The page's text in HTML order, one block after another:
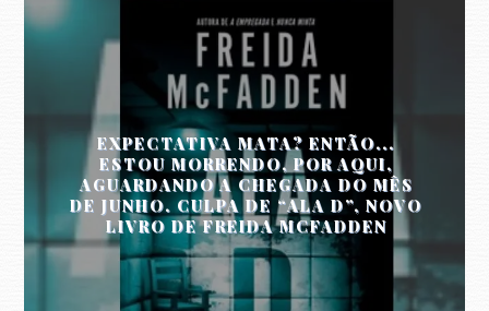
EXPECTATIVA MATA? ENTÃO...
ESTOU MORRENDO, POR AQUI,
AGUARDANDO A CHEGADA DO MÊS
DE JUNHO. CULPA DE “ALA D”, NOVO
LIVRO DE FREIDA MCFADDEN